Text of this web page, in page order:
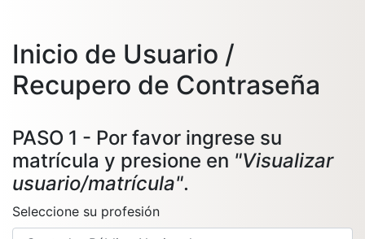
Inicio de Usuario /
Recupero de Contraseña
PASO 1 - Por favor ingrese su
matrícula y presione en "Visualizar
usuario/matrícula".
Seleccione su profesión